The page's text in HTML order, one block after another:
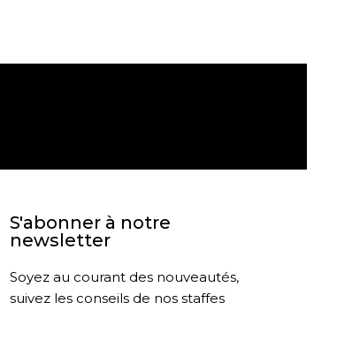
S'abonner à notre
newsletter
Soyez au courant des nouveautés,
suivez les conseils de nos staffes